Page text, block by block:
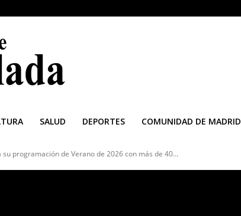
SALUD DEPORTES COMUNIDAD DE MADRID
programación de Verano de 2026 con más de 40...